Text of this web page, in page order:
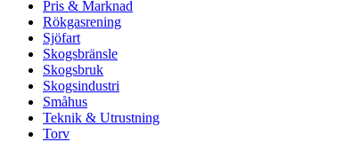
Pris & Marknad
Rökgasrening
Sjöfart
Skogsbränsle
Skogsbruk
Skogsindustri
Småhus
Teknik & Utrustning
Torv